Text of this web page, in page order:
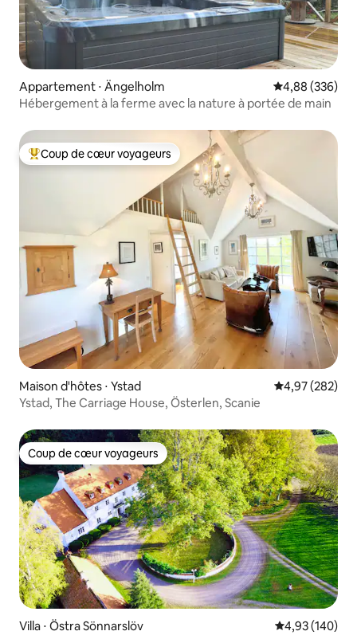
Appartement ⋅ Ängelholm Évaluation
4,88 (336)
Hébergement à la ferme avec la nature à portée de main
Coups de cœur voyageurs les plus appréciés
Coup de cœur voyageurs
Maison d'hôtes ⋅ Ystad Évaluation
4,97 (282)
Ystad, The Carriage House, Österlen, Scanie
Coup de cœur voyageurs
Coup de cœur voyageurs
Villa ⋅ Östra Sönnarslöv Évaluation
4,93 (140)